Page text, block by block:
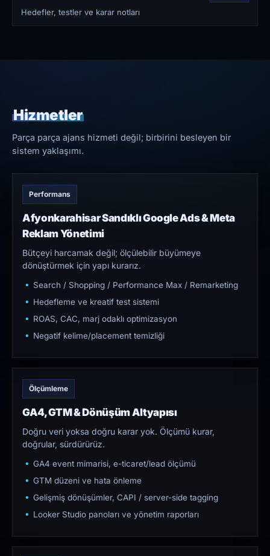
Hedefler, testler ve karar notları
Hizmetler
Parça parça ajans hizmeti değil; birbirini besleyen bir
sistem yaklaşımı.
Performans
Afyonkarahisar Sandıklı Google Ads & Meta
Reklam Yönetimi
Bütçeyi harcamak değil; ölçülebilir büyümeye
dönüştürmek için yapı kurarız.
Search / Shopping / Performance Max / Remarketing
Hedefleme ve kreatif test sistemi
ROAS, CAC, marj odaklı optimizasyon
Negatif kelime/placement temizliği
Ölçümleme
GA4, GTM & Dönüşüm Altyapısı
Doğru veri yoksa doğru karar yok. Ölçümü kurar,
doğrular, sürdürürüz.
GA4 event mimarisi, e-ticaret/lead ölçümü
GTM düzeni ve hata önleme
Gelişmiş dönüşümler, CAPI / server-side tagging
Looker Studio panoları ve yönetim raporları